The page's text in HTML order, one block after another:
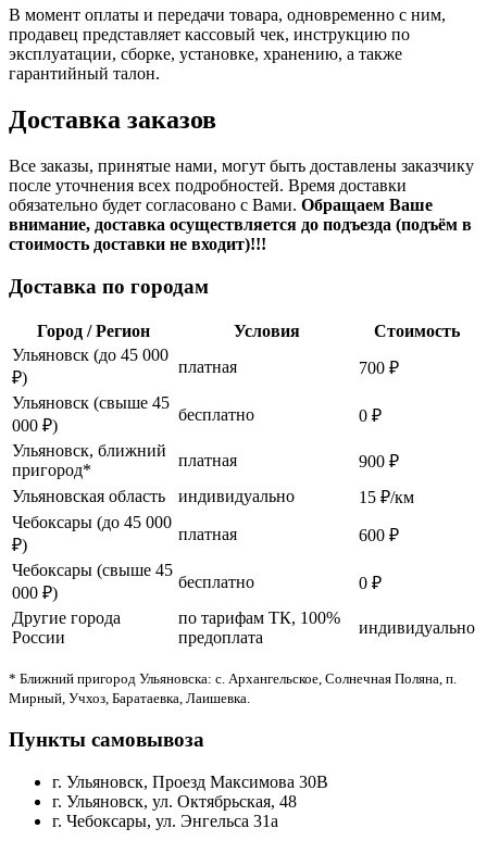
В момент оплаты и передачи товара, одновременно с ним,
продавец представляет кассовый чек, инструкцию по
эксплуатации, сборке, установке, хранению, а также
гарантийный талон.
Доставка заказов
Все заказы, принятые нами, могут быть доставлены заказчику
после уточнения всех подробностей. Время доставки
обязательно будет согласовано с Вами. Обращаем Ваше
внимание, доставка осуществляется до подъезда (подъём в
стоимость доставки не входит)!!!
Доставка по городам
Город / Регион Условия
Стоимость
Ульяновск (до 45 000
₽)
платная
700 ₽
Ульяновск (свыше 45
000 ₽)
бесплатно
0 ₽
Ульяновск, ближний
пригород*
платная
900 ₽
Ульяновская область
индивидуально
15 ₽/км
Чебоксары (до 45 000
₽)
платная
600 ₽
Чебоксары (свыше 45
000 ₽)
бесплатно
0 ₽
Другие города
России
по тарифам ТК, 100%
предоплата
индивидуально
* Ближний пригород Ульяновска: с. Архангельское, Солнечная Поляна, п.
Мирный, Учхоз, Баратаевка, Лаишевка.
Пункты самовывоза
г. Ульяновск, Проезд Максимова 30В
г. Ульяновск, ул. Октябрьская, 48
г. Чебоксары, ул. Энгельса 31а